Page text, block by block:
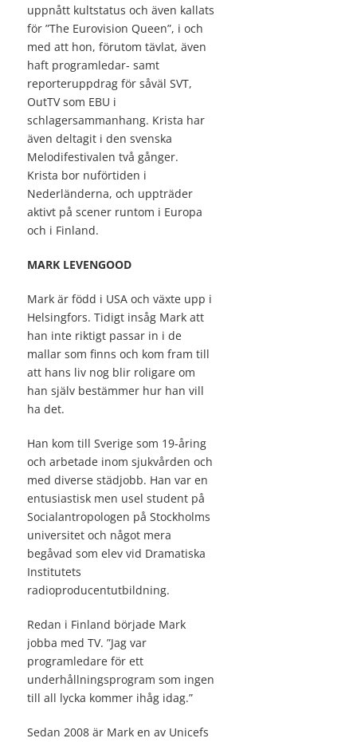
uppnått kultstatus och även kallats
för ”The Eurovision Queen”, i och
med att hon, förutom tävlat, även
haft programledar- samt
reporteruppdrag för såväl SVT,
OutTV som EBU i
schlagersammanhang. Krista har
även deltagit i den svenska
Melodifestivalen två gånger.
Krista bor nuförtiden i
Nederländerna, och uppträder
aktivt på scener runtom i Europa
och i Finland.
MARK LEVENGOOD
Mark är född i USA och växte upp i
Helsingfors. Tidigt insåg Mark att
han inte riktigt passar in i de
mallar som finns och kom fram till
att hans liv nog blir roligare om
han själv bestämmer hur han vill
ha det.
Han kom till Sverige som 19-åring
och arbetade inom sjukvården och
med diverse städjobb. Han var en
entusiastisk men usel student på
Socialantropologen på Stockholms
universitet och något mera
begåvad som elev vid Dramatiska
Institutets
radioproducentutbildning.
Redan i Finland började Mark
jobba med TV. ”Jag var
programledare för ett
underhållningsprogram som ingen
till all lycka kommer ihåg idag.”
Sedan 2008 är Mark en av Unicefs